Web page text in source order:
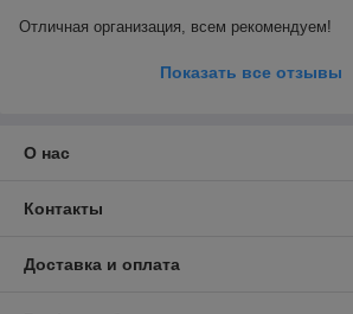
Отличная организация, всем рекомендуем!
Показать все отзывы
О нас
Контакты
Доставка и оплата